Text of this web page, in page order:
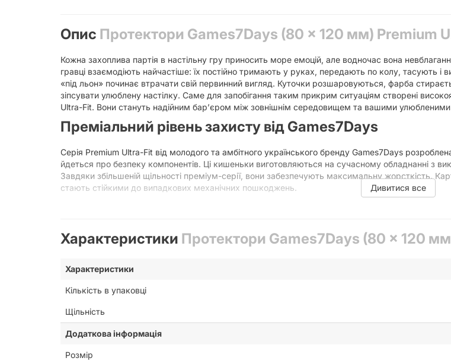
Опис Протектори Games7Days (80 x 120 мм) Premium
Кожна захоплива партія в настільну гру приносить море емоцій, але водночас вона
гравці взаємодіють найчастіше: їх постійно тримають у руках, передають по колу, тасують і
«під льон» починає втрачати свій первинний вигляд. Куточки розшаровуються, фарба
зіпсувати улюблену настілку. Саме для запобігання таким прикрим ситуаціям створені
Ultra-Fit. Вони стануть надійним бар’єром між зовнішнім середовищем та вашими улюбленими
Преміальний рівень захисту від Games7Days
Серія Premium Ultra-Fit від молодого та амбітного українського бренду Games7Days
йдеться про безпеку компонентів. Ці кишеньки виготовляються на сучасному обладнанні з
Завдяки збільшеній щільності преміум-серії, вони забезпечують максимальну жорсткість.
стають стійкими до випадкових механічних пошкоджень.
Основні переваги протекторів Premium Ultra-Fit:
Максимальна щільність і довговічність:
для ігор, де карти часто переміщаються по столу.
Ідеальна прозорість:
Протектори не викривляють кольори та не зменшують чіткість
дивовижними ілюстраціями без жодних перешкод.
Зручність під час гри:Спеціальна текстура матеріалу запобігає злипанню карт між
безпечним для країв карток.
загрожують життю компонентів.
Дивитися все
Характеристики Протектори Games7Days (80 x 120
Характеристики
Кількість в упаковці
Щільність
Додаткова інформація
Розмір